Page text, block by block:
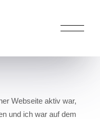
Webseite aktiv war,
und ich war auf dem